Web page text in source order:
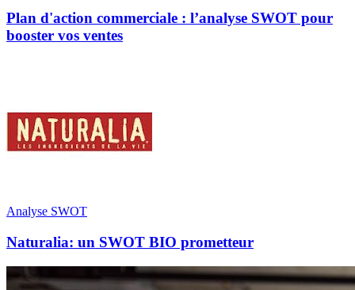
Plan d'action commerciale : l’analyse SWOT pour
booster vos ventes
Analyse SWOT
Naturalia: un SWOT BIO prometteur